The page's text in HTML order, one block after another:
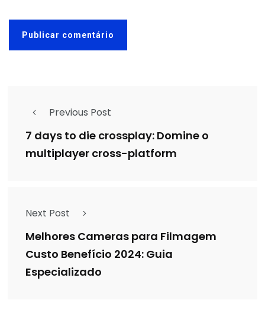
Previous Post
7 days to die crossplay: Domine o
multiplayer cross-platform
Next Post
Melhores Cameras para Filmagem
Custo Benefício 2024: Guia
Especializado